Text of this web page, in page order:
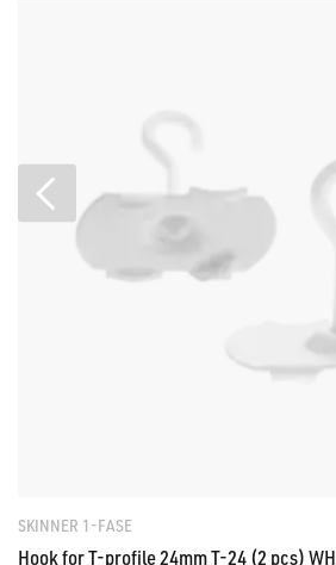
SKINNER 1-FASE
Hook for T-profile 24mm T-24 (2 pcs) WH